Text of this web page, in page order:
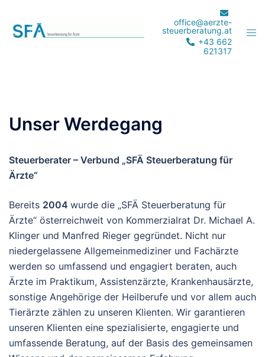
Inhalt
springen
office@aerzte-
steuerberatung.at
+43 662
621317
Unser Werdegang
Steuerberater – Verbund „SFÄ Steuerberatung für
Ärzte“
Bereits 2004 wurde die „SFÄ Steuerberatung für
Ärzte“ österreichweit von Kommerzialrat Dr. Michael A.
Klinger und Manfred Rieger gegründet. Nicht nur
niedergelassene Allgemeinmediziner und Fachärzte
werden so umfassend und engagiert beraten, auch
Ärzte im Praktikum, Assistenzärzte, Krankenhausärzte,
sonstige Angehörige der Heilberufe und vor allem auch
Tierärzte zählen zu unseren Klienten. Wir garantieren
unseren Klienten eine spezialisierte, engagierte und
umfassende Beratung, auf der Basis des gemeinsamen